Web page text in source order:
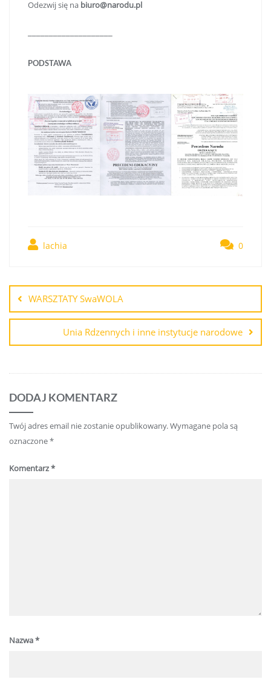
Odezwij się na biuro@narodu.pl
PODSTAWA
lachia 0
wpisuWARSZTATY SwaWOLA
Unia Rdzennych i inne instytucje narodowe
DODAJ KOMENTARZ
Twój adres email nie zostanie opublikowany.Wymagane pola są
oznaczone*
Komentarz*
Nazwa*